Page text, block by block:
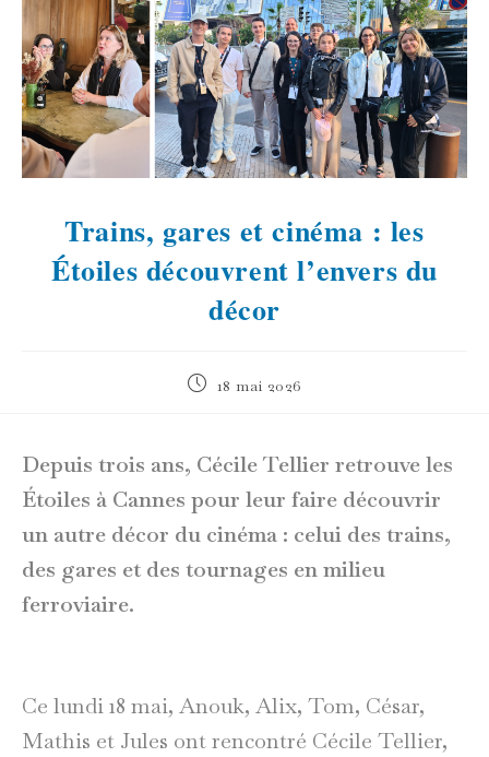
Trains, gares et cinéma : les
Étoiles découvrent l’envers du
décor
Publication
18 mai 2026
Depuis trois ans, Cécile Tellier retrouve les
Étoiles à Cannes pour leur faire découvrir
un autre décor du cinéma : celui des trains,
des gares et des tournages en milieu
ferroviaire.
Ce lundi 18 mai, Anouk, Alix, Tom, César,
Mathis et Jules ont rencontré Cécile Tellier,